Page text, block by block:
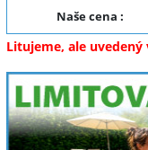
Naše cena :
Litujeme, ale